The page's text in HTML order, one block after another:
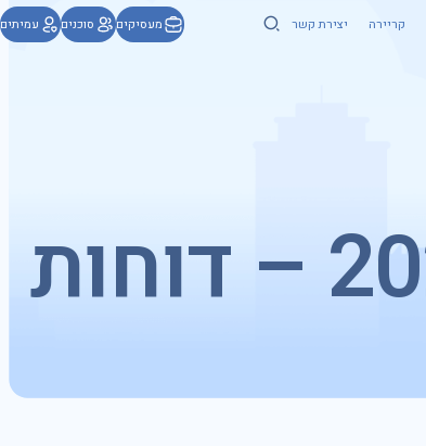
מעסיקים סוכנים עמיתים קריירה יצירת קשר
סך נכסים מוחזקים 2018–2024 – דוחות